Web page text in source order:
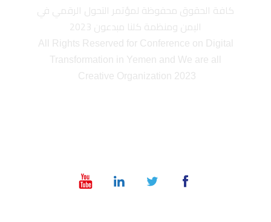
كافة الحقوق محفوظة لمؤتمر التحول الرقمي في
اليمن ومنظمة كلنا مبدعون 2023
All Rights Reserved for Conference on Digital
Transformation in Yemen and We are all
Creative Organization 2023